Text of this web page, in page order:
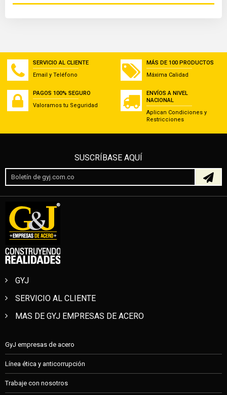
SERVICIO AL CLIENTE
Email y Teléfono
MÁS DE 100 PRODUCTOS
Máxima Calidad
PAGOS 100% SEGURO
Valoramos tu Seguridad
ENVÍOS A NIVEL
NACIONAL
Aplican Condiciones y
Restricciones
SUSCRÍBASE AQUÍ
GYJ
SERVICIO AL CLIENTE
MAS DE GYJ EMPRESAS DE ACERO
GyJ empresas de acero
Línea ética y anticorrupción
Trabaje con nosotros